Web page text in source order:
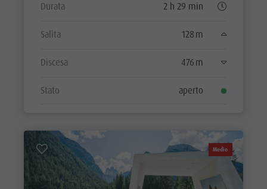
Durata 2 h 29 min
Salita 128 m
Discesa 476 m
Stato aperto
Medio